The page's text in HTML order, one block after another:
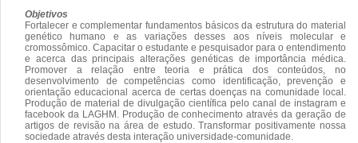
Objetivos
Fortalecer e complementar fundamentos básicos da estrutura do material
genético humano e as variações desses aos níveis molecular e
cromossômico. Capacitar o estudante e pesquisador para o entendimento
e acerca das principais alterações genéticas de importância médica.
Promover a relação entre teoria e prática dos conteúdos, no
desenvolvimento de competências como identificação, prevenção e
orientação educacional acerca de certas doenças na comunidade local.
Produção de material de divulgação científica pelo canal de instagram e
facebook da LAGHM. Produção de conhecimento através da geração de
artigos de revisão na área de estudo. Transformar positivamente nossa
sociedade através desta interação universidade-comunidade.